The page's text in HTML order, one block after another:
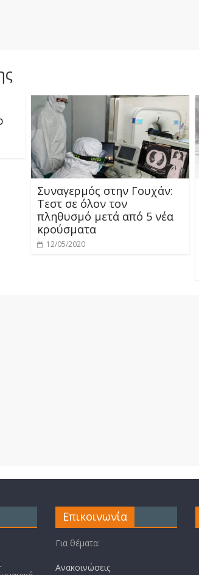
Συναγερμός στην Γουχάν:
Τεστ σε όλον τον
πληθυσμό μετά από 5 νέα
κρούσματα
12/05/2020
Επικοινωνία
Για θέματα:
Ανακοινώσεις